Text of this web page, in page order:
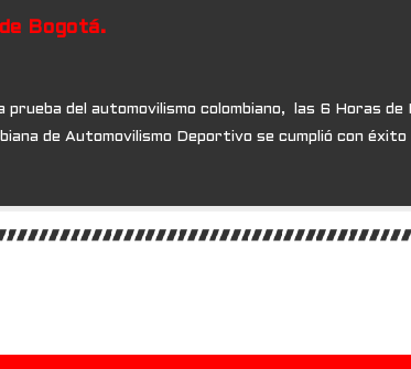
Bogotá.
del automovilismo colombiano, las 6 Horas
de Automovilismo Deportivo se cumplió con éxito